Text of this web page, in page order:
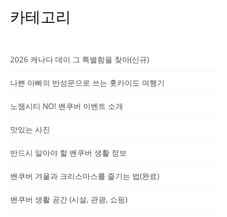
카테고리
2026 캐나다 데이 그 특별함을 찾아(신규)
나쁜 아빠의 반성문으로 쓰는 홋카이도 여행기
노잼시티 NO! 밴쿠버 이벤트 소개
맛있는 사진
반드시 알아야 할 밴쿠버 생활 정보
밴쿠버 겨울과 크리스마스를 즐기는 법(완료)
밴쿠버 생활 공간 (시설, 관광, 쇼핑)